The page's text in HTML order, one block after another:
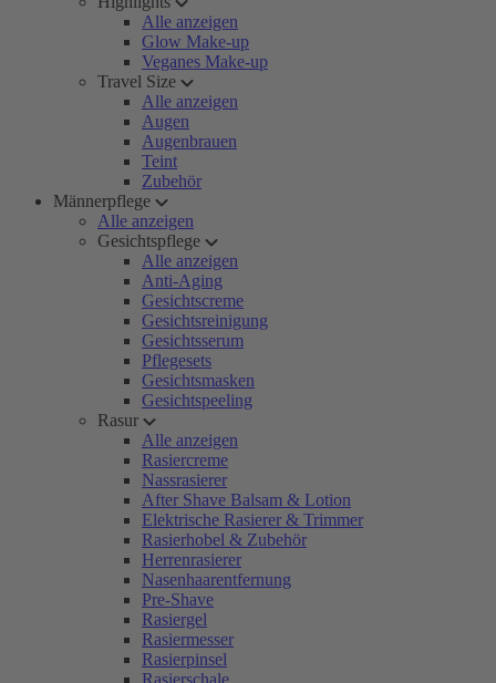
Alle anzeigen
Glow Make-up
Veganes Make-up
Travel Size
Alle anzeigen
Augen
Augenbrauen
Teint
Zubehör
Männerpflege
Alle anzeigen
Gesichtspflege
Alle anzeigen
Anti-Aging
Gesichtscreme
Gesichtsreinigung
Gesichtsserum
Pflegesets
Gesichtsmasken
Gesichtspeeling
Rasur
Alle anzeigen
Rasiercreme
Nassrasierer
After Shave Balsam & Lotion
Elektrische Rasierer & Trimmer
Rasierhobel & Zubehör
Herrenrasierer
Nasenhaarentfernung
Pre-Shave
Rasiergel
Rasiermesser
Rasierpinsel
Rasierschale